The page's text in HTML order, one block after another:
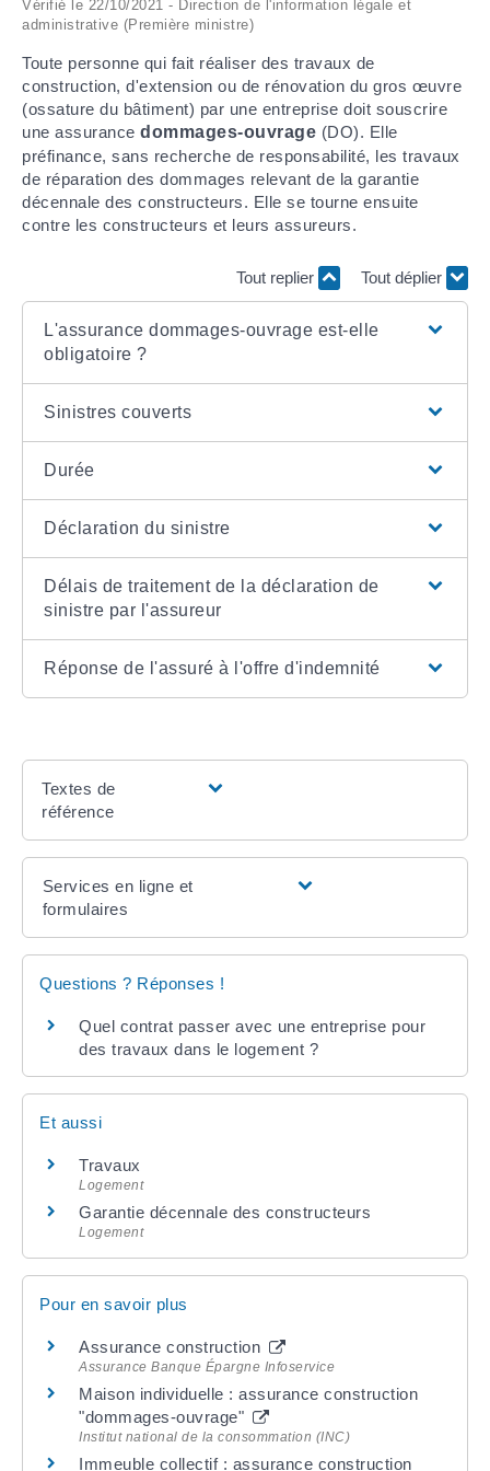
Vérifié le 22/10/2021 - Direction de l'information légale et
administrative (Première ministre)
Toute personne qui fait réaliser des travaux de
construction, d'extension ou de rénovation du gros œuvre
(ossature du bâtiment) par une entreprise doit souscrire
une assurance dommages-ouvrage (DO). Elle
préfinance, sans recherche de responsabilité, les travaux
de réparation des dommages relevant de la garantie
décennale des constructeurs. Elle se tourne ensuite
contre les constructeurs et leurs assureurs.
Tout replier Tout déplier
L'assurance dommages-ouvrage est-elle
obligatoire ?
Sinistres couverts
Durée
Déclaration du sinistre
Délais de traitement de la déclaration de
sinistre par l'assureur
Réponse de l'assuré à l'offre d'indemnité
Textes de
référence
Services en ligne et
formulaires
Questions ? Réponses !
Quel contrat passer avec une entreprise pour
des travaux dans le logement ?
Et aussi
Travaux
Logement
Garantie décennale des constructeurs
Logement
Pour en savoir plus
Assurance construction
Assurance Banque Épargne Infoservice
Maison individuelle : assurance construction
"dommages-ouvrage"
Institut national de la consommation (INC)
Immeuble collectif : assurance construction
DÉLIBÉRATIONS